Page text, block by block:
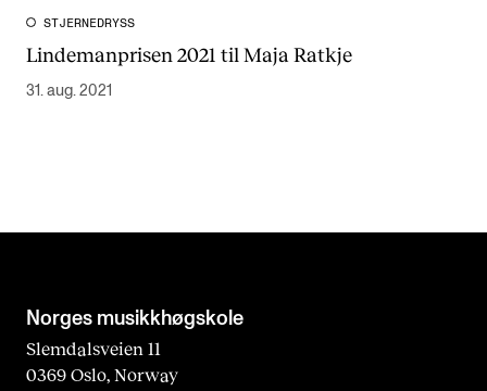
STJERNEDRYSS
Lindemanprisen 2021 til Maja Ratkje
31. aug. 2021
Norges musikk­høgskole
Slemdalsveien 11
0369 Oslo, Norway